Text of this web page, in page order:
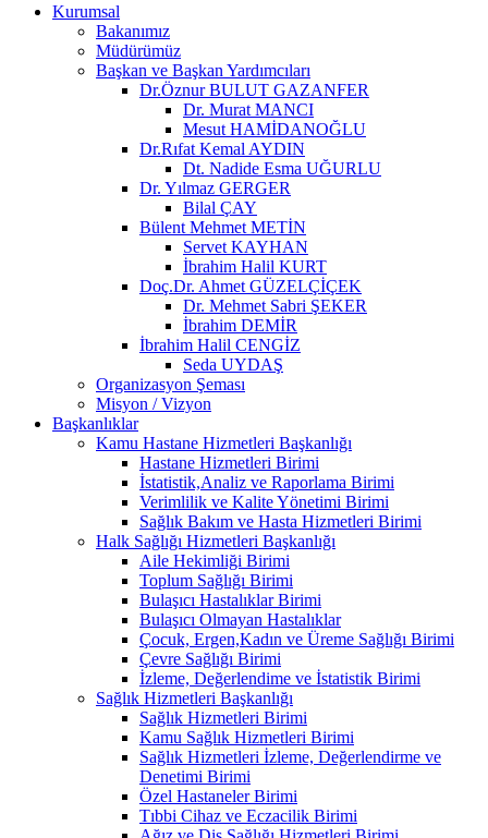
Kurumsal
Bakanımız
Müdürümüz
Başkan ve Başkan Yardımcıları
Dr.Öznur BULUT GAZANFER
Dr. Murat MANCI
Mesut HAMİDANOĞLU
Dr.Rıfat Kemal AYDIN
Dt. Nadide Esma UĞURLU
Dr. Yılmaz GERGER
Bilal ÇAY
Bülent Mehmet METİN
Servet KAYHAN
İbrahim Halil KURT
Doç.Dr. Ahmet GÜZELÇİÇEK
Dr. Mehmet Sabri ŞEKER
İbrahim DEMİR
İbrahim Halil CENGİZ
Seda UYDAŞ
Organizasyon Şeması
Misyon / Vizyon
Başkanlıklar
Kamu Hastane Hizmetleri Başkanlığı
Hastane Hizmetleri Birimi
İstatistik,Analiz ve Raporlama Birimi
Verimlilik ve Kalite Yönetimi Birimi
Sağlık Bakım ve Hasta Hizmetleri Birimi
Halk Sağlığı Hizmetleri Başkanlığı
Aile Hekimliği Birimi
Toplum Sağlığı Birimi
Bulaşıcı Hastalıklar Birimi
Bulaşıcı Olmayan Hastalıklar
Çocuk, Ergen,Kadın ve Üreme Sağlığı Birimi
Çevre Sağlığı Birimi
İzleme, Değerlendime ve İstatistik Birimi
Sağlık Hizmetleri Başkanlığı
Sağlık Hizmetleri Birimi
Kamu Sağlık Hizmetleri Birimi
Sağlık Hizmetleri İzleme, Değerlendirme ve
Denetimi Birimi
Özel Hastaneler Birimi
Tıbbi Cihaz ve Eczacilik Birimi